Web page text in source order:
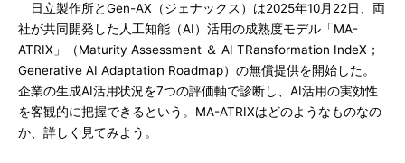
日立製作所とGen-AX（ジェナックス）は2025年10月22日、両
社が共同開発した人工知能（AI）活用の成熟度モデル「MA-
ATRIX」（Maturity Assessment ＆ AI TRansformation IndeX；
Generative AI Adaptation Roadmap）の無償提供を開始した。
企業の生成AI活用状況を7つの評価軸で診断し、AI活用の実効性
を客観的に把握できるという。MA-ATRIXはどのようなものなの
か、詳しく見てみよう。